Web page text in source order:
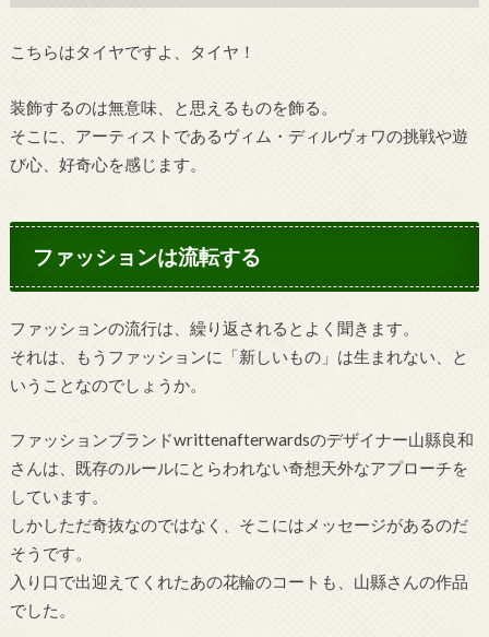
こちらはタイヤですよ、タイヤ！
装飾するのは無意味、と思えるものを飾る。
そこに、アーティストであるヴィム・ディルヴォワの挑戦や遊
び心、好奇心を感じます。
ファッションは流転する
ファッションの流行は、繰り返されるとよく聞きます。
それは、もうファッションに「新しいもの」は生まれない、と
いうことなのでしょうか。
ファッションブランドwrittenafterwardsのデザイナー山縣良和
さんは、既存のルールにとらわれない奇想天外なアプローチを
しています。
しかしただ奇抜なのではなく、そこにはメッセージがあるのだ
そうです。
入り口で出迎えてくれたあの花輪のコートも、山縣さんの作品
でした。